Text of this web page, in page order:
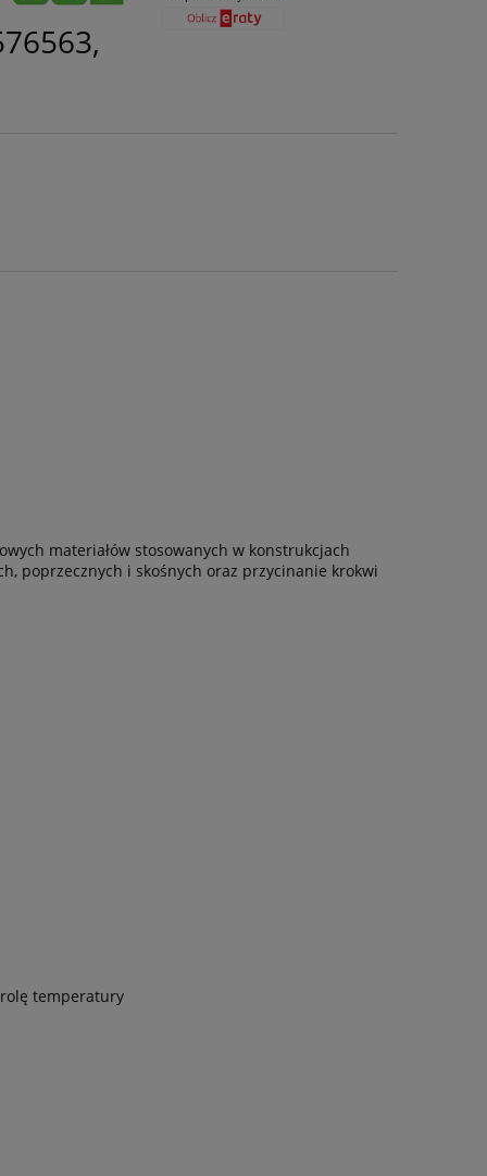
materiałów stosowanych w konstrukcjach
poprzecznych i skośnych oraz przycinanie krokwi
temperatury